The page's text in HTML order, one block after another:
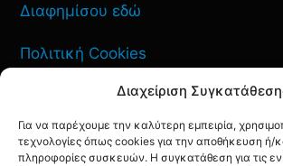
Διαχείριση
Για να παρέχουμε την καλύτερη εμπειρία,
τεχνολογίες όπως cookies για την αποθήκευση ή/
πληροφορίες συσκευών. Η συγκατάθεση για τις
Διαφημίσου εδώ
Πολιτική Cookies
Πολιτική Απορρήτου